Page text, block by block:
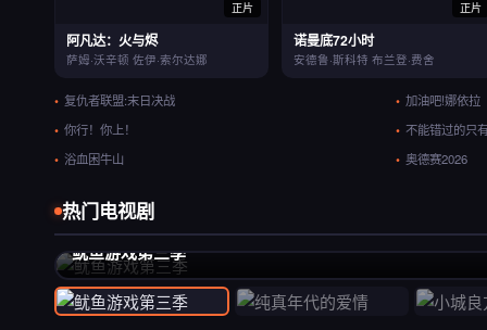
正片
阿凡达：火与烬
萨姆·沃辛顿 佐伊·索尔达娜
正片
诺曼底72小时
安德鲁·斯科特 布兰登·费舍
复仇者联盟:末日决战
加油吧!娜依拉
你行！你上！
不能错过的只
浴血困牛山
奥德赛2026
热门电视剧
推荐
鱿鱼游戏第三季